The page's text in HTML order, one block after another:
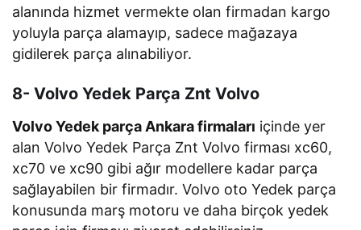
alanında hizmet vermekte olan firmadan kargo
yoluyla parça alamayıp, sadece mağazaya
gidilerek parça alınabiliyor.
8- Volvo Yedek Parça Znt Volvo
Volvo Yedek parça Ankara firmaları içinde yer
alan Volvo Yedek Parça Znt Volvo firması xc60,
xc70 ve xc90 gibi ağır modellere kadar parça
sağlayabilen bir firmadır. Volvo oto Yedek parça
konusunda marş motoru ve daha birçok yedek